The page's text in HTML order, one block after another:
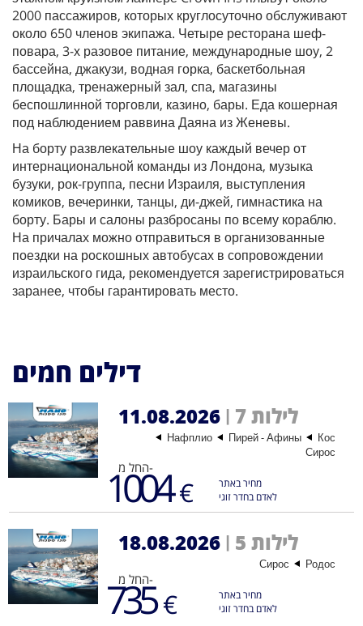
2000 пассажиров, которых круглосуточно обслуживают
около 650 членов экипажа. Четыре ресторана шеф-
повара, 3-х разовое питание, международные шоу, 2
бассейна, джакузи, водная горка, баскетбольная
площадка, тренажерный зал, спа, магазины
беспошлинной торговли, казино, бары. Еда кошерная
под наблюдением раввина Даяна из Женевы.
На борту развлекательные шоу каждый вечер от
интернациональной команды из Лондона, музыка
бузуки, рок-группа, песни Израиля, выступления
комиков, вечеринки, танцы, ди-джей, гимнастика на
борту. Бары и салоны разбросаны по всему кораблю.
На причалах можно отправиться в организованные
поездки на роскошных автобусах в сопровождении
израильского гида, рекомендуется зарегистрироваться
заранее, чтобы гарантировать место.
דילים חמים
11.08.2026 | 7 לילות
Кос
Пирей - Афины
Нафплио
Сирос
החל מ-
1004€
מחיר באתר
לאדם בחדר זוגי
18.08.2026 | 5 לילות
Родос
Сирос
החל מ-
735€
מחיר באתר
לאדם בחדר זוגי